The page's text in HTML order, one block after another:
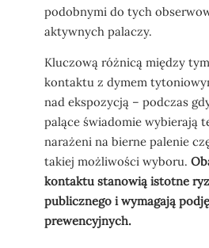
podobnymi do tych
aktywnych palaczy.
Kluczową różnicą między
kontaktu z dymem
nad ekspozycją – podczas
palące świadomie wybierają
narażeni na bierne palenie
takiej możliwości wyboru.
kontaktu stanowią istotne
publicznego i wymagają
prewencyjnych.